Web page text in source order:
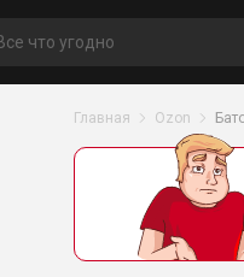
Главная Ozon